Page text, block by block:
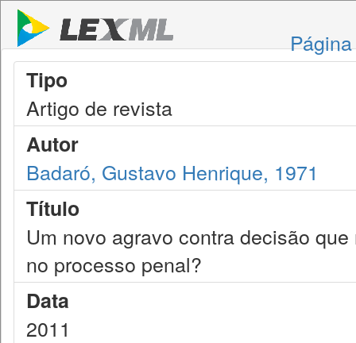
Tipo
Artigo de revista
Autor
Badaró, Gustavo Henrique, 1971
Título
Um novo agravo contra decisão
no processo penal?
Data
2011